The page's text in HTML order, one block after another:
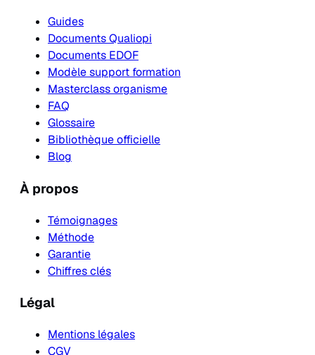
Guides
Documents Qualiopi
Documents EDOF
Modèle support formation
Masterclass organisme
FAQ
Glossaire
Bibliothèque officielle
Blog
À propos
Témoignages
Méthode
Garantie
Chiffres clés
Légal
Mentions légales
CGV